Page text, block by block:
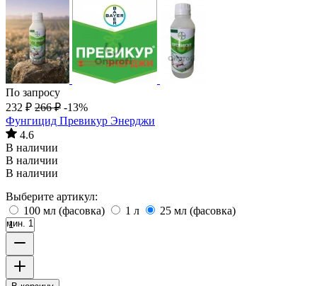
По запросу
232 ₽ 266 ₽ -13%
Фунгицид Превикур Энерджи
4.6
В наличии
В наличии
В наличии
Выберите артикул:
100 мл (фасовка)
1 л 25 мл (фасовка)
мин. 1